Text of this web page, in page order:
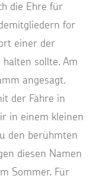
die Ehre für
for
einer der
sollte. Am
angesagt.
der Fähre in
in einem kleinen
den berühmten
diesen Namen
Sommer. Für